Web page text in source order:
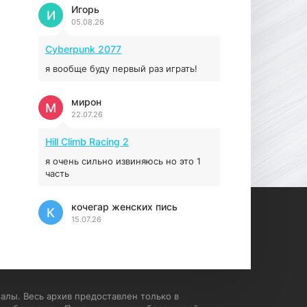
Prey
16.95 ГБ
Игорь
05.08.26
И
Cyberpunk 2077
я вообще буду первый раз играть!
мирон
22.07.26
М
Hill Climb Racing 2
я очень сильно извиняюсь но это 1
часть
кочегар женских пись
15.07.26
К
напишите блять на пк с
Весь архив предоставлен только в